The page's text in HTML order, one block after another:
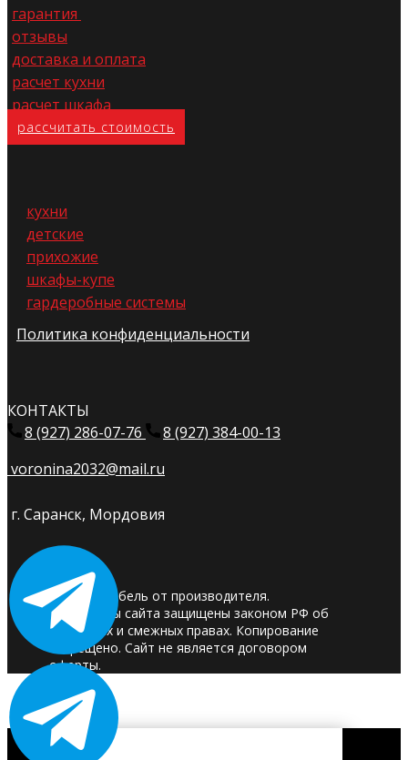
гарантия
отзывы
доставка и оплата
расчет кухни
расчет шкафа
расс​читать стоимость
кухни
детские
прихожие
шкафы-купе
гардеробные системы
Политика конфиденциальности
КОНТАКТЫ
8 (927) 286-07-76
8 (927) 384-00-13
voronina2032@mail.ru
г. Саранск, Мордовия
© 2025. Мебель от производителя.
Материалы сайта защищены законом РФ об
авторских и смежных правах. Копирование
запрещено. Сайт не является договором
оферты.